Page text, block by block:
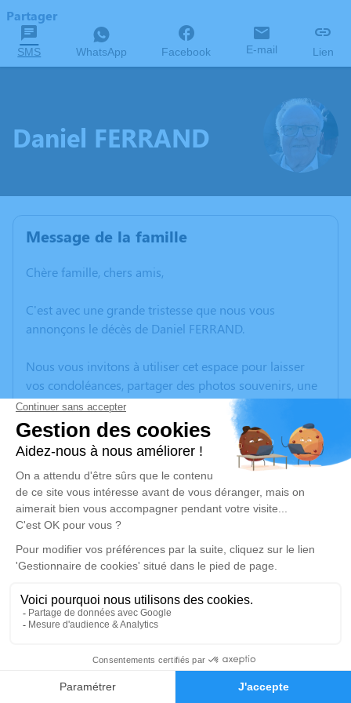
Faire-part Hommages
Partager
SMS WhatsApp Facebook E-mail Lien
Daniel FERRAND
Message de la famille
Chère famille, chers amis,
C'est avec une grande tristesse que nous vous
annonçons le décès de Daniel FERRAND.
Nous vous invitons à utiliser cet espace pour laisser
vos condoléances, partager des photos souvenirs, une
anecdote ou exprimer vos pensées à travers des
poèmes ou des textes. Cet endroit est un lieu
d'expression dédié à honorer la mémoire de Daniel
FERRAND.
Un service de plantation d’arbre hommage est
disponible ici
Je rends hommage
Cérémonie
mardi 30 juin 2026 à 14h30
de Caillite
38110 La Chapelle de la Tour